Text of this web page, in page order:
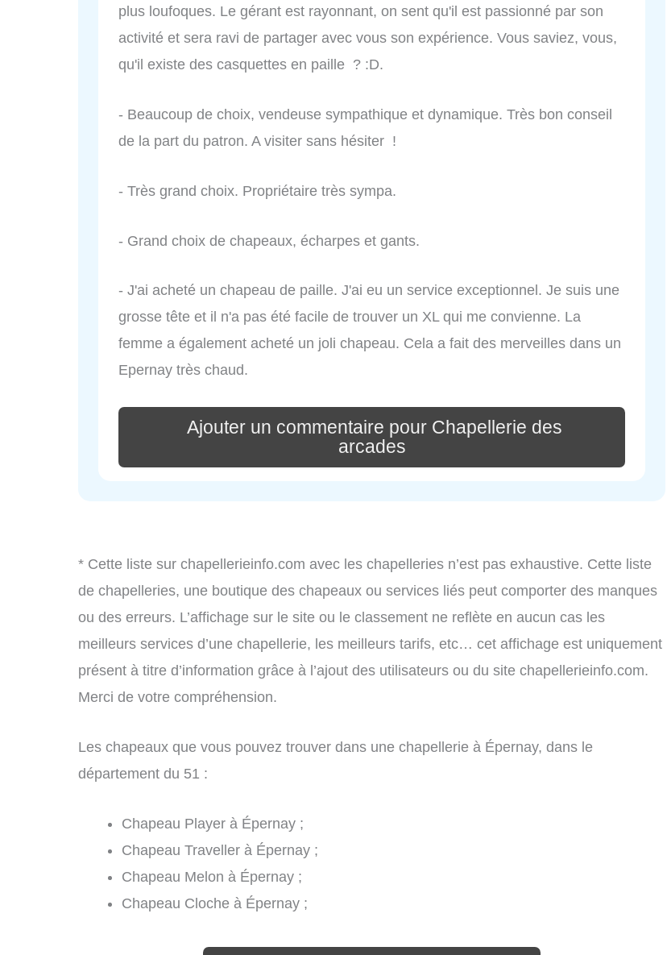
plus loufoques. Le gérant est rayonnant, on sent qu'il est passionné par son
activité et sera ravi de partager avec vous son expérience. Vous saviez, vous,
qu'il existe des casquettes en paille ? :D.
- Beaucoup de choix, vendeuse sympathique et dynamique. Très bon conseil
de la part du patron. A visiter sans hésiter !
- Très grand choix. Propriétaire très sympa.
- Grand choix de chapeaux, écharpes et gants.
- J'ai acheté un chapeau de paille. J'ai eu un service exceptionnel. Je suis une
grosse tête et il n'a pas été facile de trouver un XL qui me convienne. La
femme a également acheté un joli chapeau. Cela a fait des merveilles dans un
Epernay très chaud.
Ajouter un commentaire pour Chapellerie des
arcades
* Cette liste sur chapellerieinfo.com avec les chapelleries n’est pas exhaustive. Cette liste
de chapelleries, une boutique des chapeaux ou services liés peut comporter des manques
ou des erreurs. L’affichage sur le site ou le classement ne reflète en aucun cas les
meilleurs services d’une chapellerie, les meilleurs tarifs, etc… cet affichage est uniquement
présent à titre d’information grâce à l’ajout des utilisateurs ou du site chapellerieinfo.com.
Merci de votre compréhension.
Les chapeaux que vous pouvez trouver dans une chapellerie à Épernay, dans le
département du 51 :
Chapeau Player à Épernay ;
Chapeau Traveller à Épernay ;
Chapeau Melon à Épernay ;
Chapeau Cloche à Épernay ;